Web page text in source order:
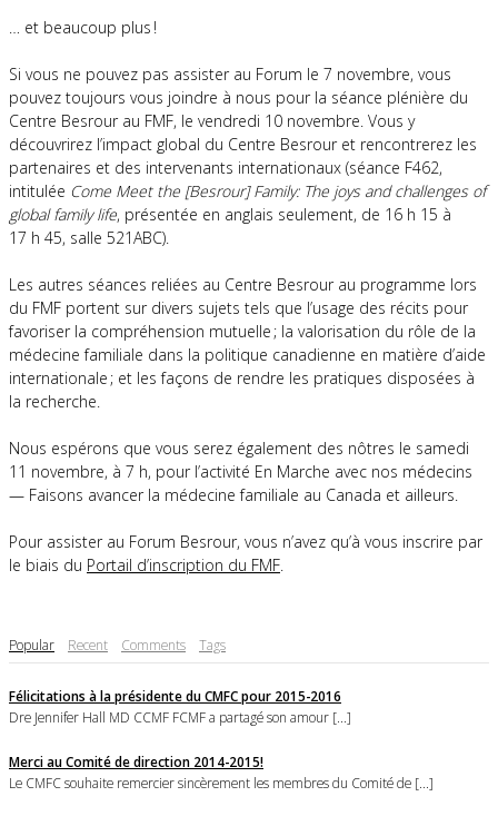
… et beaucoup plus !
Si vous ne pouvez pas assister au Forum le 7 novembre, vous
pouvez toujours vous joindre à nous pour la séance plénière du
Centre Besrour au FMF, le vendredi 10 novembre. Vous y
découvrirez l’impact global du Centre Besrour et rencontrerez les
partenaires et des intervenants internationaux (séance F462,
intitulée Come Meet the [Besrour] Family: The joys and challenges of
global family life, présentée en anglais seulement, de 16 h 15 à
17 h 45, salle 521ABC).
Les autres séances reliées au Centre Besrour au programme lors
du FMF portent sur divers sujets tels que l’usage des récits pour
favoriser la compréhension mutuelle ; la valorisation du rôle de la
médecine familiale dans la politique canadienne en matière d’aide
internationale ; et les façons de rendre les pratiques disposées à
la recherche.
Nous espérons que vous serez également des nôtres le samedi
11 novembre, à 7 h, pour l’activité En Marche avec nos médecins
— Faisons avancer la médecine familiale au Canada et ailleurs.
Pour assister au Forum Besrour, vous n’avez qu’à vous inscrire par
le biais du Portail d’inscription du FMF
Popular Recent Comments Tags
Félicitations à la présidente du CMFC pour 2015-2016
Dre Jennifer Hall MD CCMF FCMF a partagé son amour [...]
Merci au Comité de direction 2014-2015!
Le CMFC souhaite remercier sincèrement les membres du Comité de [...]